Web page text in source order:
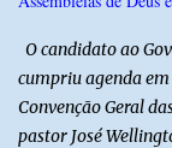
autores do assalto.
localização da
O candidato ao
cumpriu agenda em
Convenção Geral
pastor José